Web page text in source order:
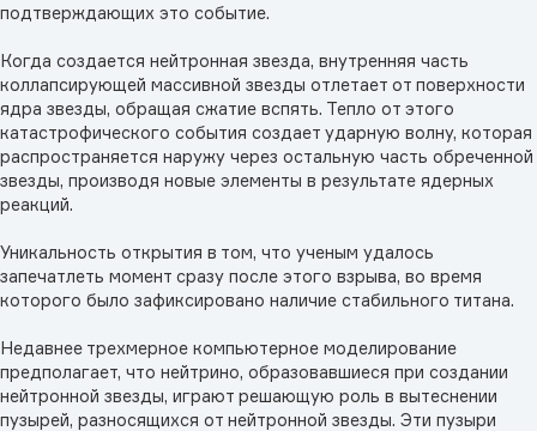
подтверждающих это событие.
Когда создается нейтронная звезда, внутренняя часть
коллапсирующей массивной звезды отлетает от поверхности
ядра звезды, обращая сжатие вспять. Тепло от этого
катастрофического события создает ударную волну, которая
распространяется наружу через остальную часть обреченной
звезды, производя новые элементы в результате ядерных
реакций.
Уникальность открытия в том, что ученым удалось
запечатлеть момент сразу после этого взрыва, во время
которого было зафиксировано наличие стабильного титана.
Недавнее трехмерное компьютерное моделирование
предполагает, что нейтрино, образовавшиеся при создании
нейтронной звезды, играют решающую роль в вытеснении
пузырей, разносящихся от нейтронной звезды. Эти пузыри